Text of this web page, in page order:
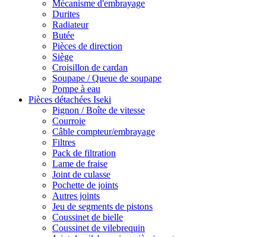
Mécanisme d'embrayage
Durites
Radiateur
Butée
Pièces de direction
Siège
Croisillon de cardan
Soupape / Queue de soupape
Pompe à eau
Pièces détachées Iseki
Pignon / Boîte de vitesse
Courroie
Câble compteur/embrayage
Filtres
Pack de filtration
Lame de fraise
Joint de culasse
Pochette de joints
Autres joints
Jeu de segments de pistons
Coussinet de bielle
Coussinet de vilebrequin